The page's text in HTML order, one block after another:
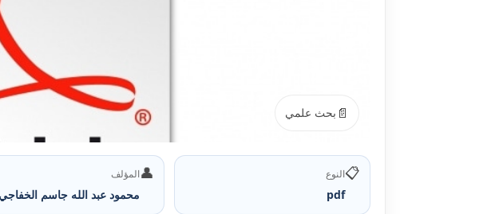
📄 بحث علمي
📋النوع
pdf
👤المؤلف
محمود عبد الله جاسم الخفاجي